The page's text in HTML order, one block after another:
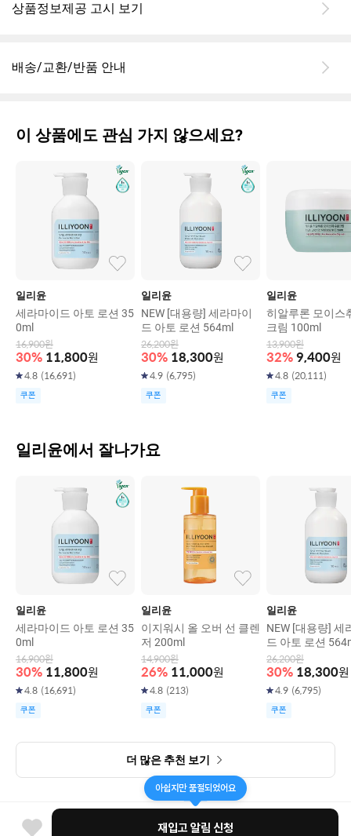
재입고 알림 신청
아쉽지만 품절되었어요
상품정보제공 고시 보기
배송/교환/반품 안내
이 상품에도 관심 가지 않으세요?
일리윤
세라마이드 아토 로션 35
0ml
16,900원
30% 11,800원
4.8 (16,691)
쿠폰
일리윤
NEW [대용량] 세라마이
드 아토 로션 564ml
26,200원
30% 18,300원
4.9 (6,795)
쿠폰
일리윤
히알루론 모이스
크림 100ml
13,900원
32% 9,400원
4.8 (20,111)
쿠폰
일리윤에서 잘나가요
일리윤
세라마이드 아토 로션 35
0ml
16,900원
30% 11,800원
4.8 (16,691)
쿠폰
일리윤
이지워시 올 오버 선 클렌
저 200ml
14,900원
26% 11,000원
4.8 (213)
쿠폰
일리윤
NEW [대용량] 세
드 아토 로션
26,200원
30% 18,300원
4.9 (6,795)
쿠폰
더 많은 추천 보기